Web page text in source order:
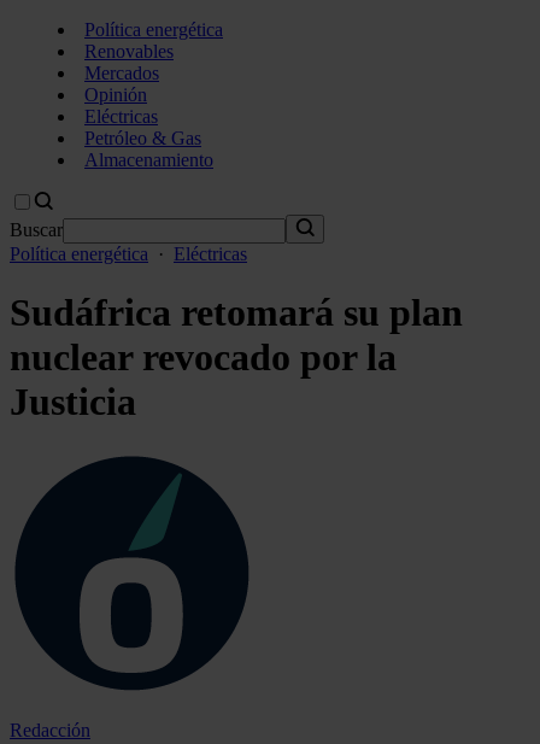
Política energética
Renovables
Mercados
Opinión
Eléctricas
Petróleo & Gas
Almacenamiento
Buscar
Política energética
· Eléctricas
Sudáfrica retomará su plan
nuclear revocado por la
Justicia
Redacción